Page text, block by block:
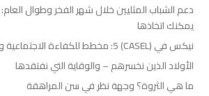
دعم الشباب المثليين خلال شهر الفخر وطوال
يمكنك اتخاذها
نيكس في (CASEL) 5: مخطط للكفاءة الاجتماعية والعاطفية
الأولاد الذين نخسرهم – والوقاية التي نفتقدها
ما هي الثروة؟ وجهة نظر في سن المراهقة